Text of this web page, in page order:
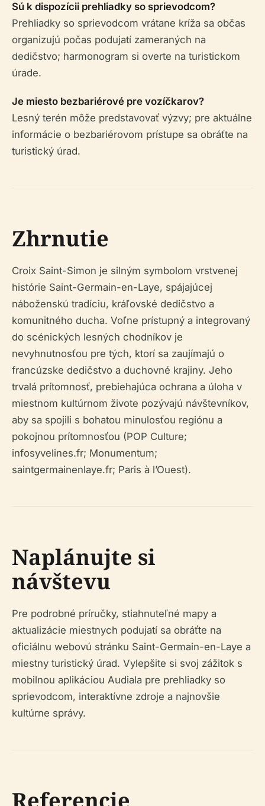
Sú k dispozícii prehliadky so sprievodcom?
Prehliadky so sprievodcom vrátane kríža sa občas
organizujú počas podujatí zameraných na
dedičstvo; harmonogram si overte na turistickom
úrade.
Je miesto bezbariérové pre vozíčkarov?
Lesný terén môže predstavovať výzvy; pre aktuálne
informácie o bezbariérovom prístupe sa obráťte na
turistický úrad.
Zhrnutie
Croix Saint-Simon je silným symbolom vrstvenej
histórie Saint-Germain-en-Laye, spájajúcej
náboženskú tradíciu, kráľovské dedičstvo a
komunitného ducha. Voľne prístupný a integrovaný
do scénických lesných chodníkov je
nevyhnutnosťou pre tých, ktorí sa zaujímajú o
francúzske dedičstvo a duchovné krajiny. Jeho
trvalá prítomnosť, prebiehajúca ochrana a úloha v
miestnom kultúrnom živote pozývajú návštevníkov,
aby sa spojili s bohatou minulosťou regiónu a
pokojnou prítomnosťou (POP Culture;
infosyvelines.fr; Monumentum;
saintgermainenlaye.fr; Paris à l’Ouest).
Naplánujte si
návštevu
Pre podrobné príručky, stiahnuteľné mapy a
aktualizácie miestnych podujatí sa obráťte na
oficiálnu webovú stránku Saint-Germain-en-Laye a
miestny turistický úrad. Vylepšite si svoj zážitok s
mobilnou aplikáciou Audiala pre prehliadky so
sprievodcom, interaktívne zdroje a najnovšie
kultúrne správy.